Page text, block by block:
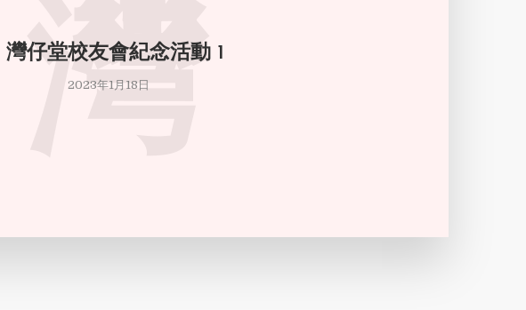
灣仔堂校友會紀念活動 1
2023年1月18日
灣